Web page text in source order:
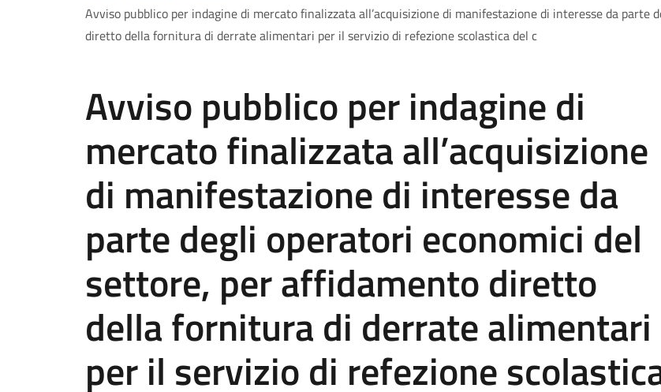
Avviso pubblico per indagine di mercato finalizzata all’acquisizione di manifestazione di interesse da
diretto della fornitura di derrate alimentari per il servizio di refezione scolastica del c
Avviso pubblico per indagine di
mercato finalizzata all’acquisizione
di manifestazione di interesse da
parte degli operatori economici del
settore, per affidamento diretto
della fornitura di derrate alimentari
per il servizio di refezione